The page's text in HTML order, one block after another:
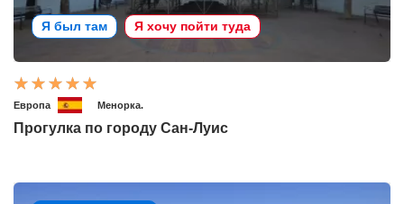
Я был там Я хочу пойти туда
Европа Менорка.
Прогулка по городу Сан-Луис